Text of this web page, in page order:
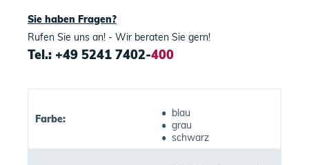
Sie haben Fragen?
Rufen Sie uns an! - Wir beraten Sie gern!
Tel.: +49 5241 7402-400
Farbe:
• blau
• grau
• schwarz